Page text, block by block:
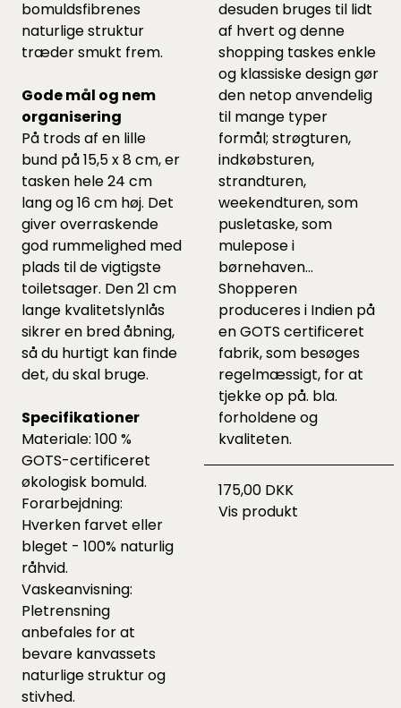
bomuldsfibrenes
naturlige struktur
træder smukt frem.
Gode mål og nem
organisering
På trods af en lille
bund på 15,5 x 8 cm, er
tasken hele 24 cm
lang og 16 cm høj. Det
giver overraskende
god rummelighed med
plads til de vigtigste
toiletsager. Den 21 cm
lange kvalitetslynlås
sikrer en bred åbning,
så du hurtigt kan finde
det, du skal bruge.
Specifikationer
Materiale: 100 %
GOTS-certificeret
økologisk bomuld.
Forarbejdning:
Hverken farvet eller
bleget - 100% naturlig
råhvid.
Vaskeanvisning:
Pletrensning
anbefales for at
bevare kanvassets
naturlige struktur og
stivhed.
desuden bruges til lidt
af hvert og denne
shopping taskes enkle
og klassiske design gør
den netop anvendelig
til mange typer
formål; strøgturen,
indkøbsturen,
strandturen,
weekendturen, som
pusletaske, som
mulepose i
børnehaven...
Shopperen
produceres i Indien på
en GOTS certificeret
fabrik, som besøges
regelmæssigt, for at
tjekke op på. bla.
forholdene og
kvaliteten.
175,00 DKK
Vis produkt